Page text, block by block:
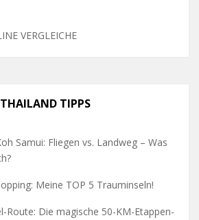
VERGLEICHE
THAILAND TIPPS
Samui: Fliegen vs. Landweg – Was
Meine TOP 5 Trauminseln!
Route: Die magische 50-KM-Etappen-